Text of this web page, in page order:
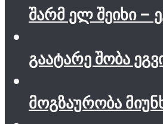
შარმ ელ შეიხი –
გაატარე შობა
მოგზაურობა